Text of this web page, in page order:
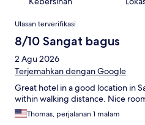
Ulasan
Ulasan terverifikasi
8/10 Sangat bagus
2 Agu 2026
Terjemahkan dengan Google
Great hotel in a good location in
within walking distance. Nice
Thomas, perjalanan 1 malam